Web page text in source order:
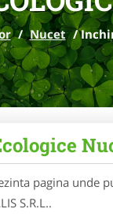
/ Nucet /
pagina unde
S.R.L..